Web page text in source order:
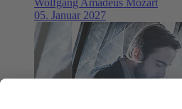
05. Januar 2027